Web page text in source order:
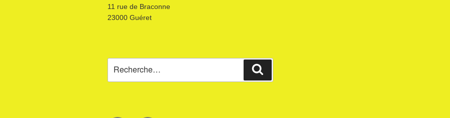
11 rue de Braconne
23000 Guéret
pour
: